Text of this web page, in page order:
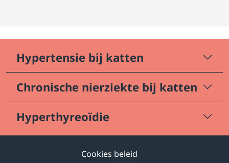
Hypertensie bij katten
Chronische nierziekte bij katten
Hyperthyreoïdie
Cookies beleid